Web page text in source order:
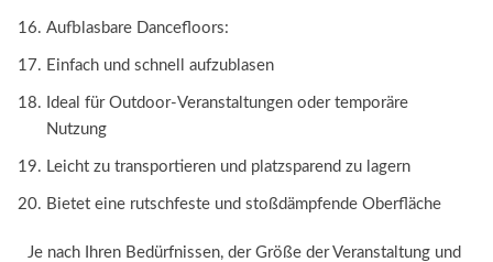
Aufblasbare Dancefloors:
Einfach und schnell aufzublasen
Ideal für Outdoor-Veranstaltungen oder temporäre
Nutzung
Leicht zu transportieren und platzsparend zu lagern
Bietet eine rutschfeste und stoßdämpfende Oberfläche
Je nach Ihren Bedürfnissen, der Größe der Veranstaltung und